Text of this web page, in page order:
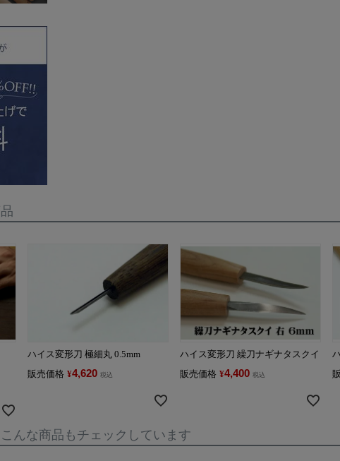
ハイス変形刀 極細丸 0.5mm
販売価格 ¥4,620 税込
ハイス変形刀 繰刀ナギナタスクイ
販売価格 ¥4,400 税込
んな商品もチェックしています